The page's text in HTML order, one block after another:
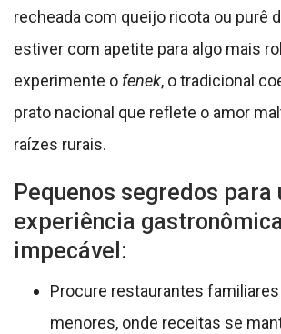
recheada com queijo ricota ou purê
estiver com apetite para algo mais
experimente o fenek, o tradicional
prato nacional que reflete o amor
raízes rurais.
Pequenos segredos para
experiência
impecável:
Procure restaurantes
menores, onde receitas se